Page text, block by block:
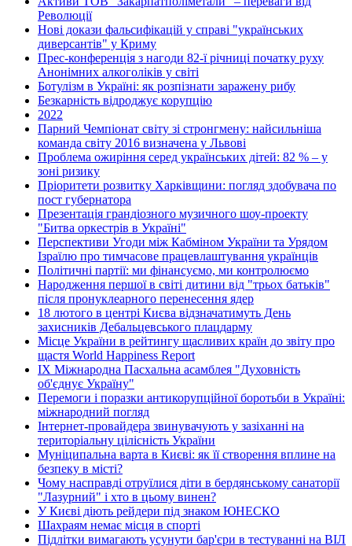
Революції
Нові докази фальсифікацій у справі "українських
диверсантів" у Криму
Прес-конференція з нагоди 82-ї річниці початку руху
Анонімних алкоголіків у світі
Ботулізм в Україні: як розпізнати заражену рибу
Безкарність відроджує корупцію
2022
Парний Чемпіонат світу зі стронгмену: найсильніша
команда світу 2016 визначена у Львові
Проблема ожиріння серед українських дітей: 82 % – у
зоні ризику
Пріоритети розвитку Харківщини: погляд здобувача по
пост губернатора
Презентація грандіозного музичного шоу-проекту
"Битва оркестрів в Україні"
Перспективи Угоди між Кабміном України та Урядом
Ізраїлю про тимчасове працевлаштування українців
Політичні партії: ми фінансуємо, ми контролюємо
Народження першої в світі дитини від "трьох батьків"
після пронуклеарного перенесення ядер
18 лютого в центрі Києва відзначатимуть День
захисників Дебальцевського плацдарму
Місце України в рейтингу щасливих країн до звіту про
щастя World Happiness Report
ІХ Міжнародна Пасхальна асамблея "Духовність
об'єднує Україну"
Перемоги і поразки антикорупційної боротьби в Україні:
міжнародний погляд
Інтернет-провайдера звинувачують у зазіханні на
територіальну цілісність України
Муніципальна варта в Києві: як її створення вплине на
безпеку в місті?
Чому насправді отруїлися діти в бердянському санаторії
"Лазурний" і хто в цьому винен?
У Києві діють рейдери під знаком ЮНЕСКО
Шахраям немає місця в спорті
Підлітки вимагають усунути бар'єри в тестуванні на ВІЛ